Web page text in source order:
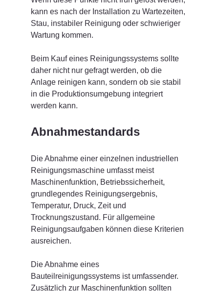
kann es nach der Installation zu Wartezeiten,
Stau, instabiler Reinigung oder schwieriger
Wartung kommen.
Beim Kauf eines Reinigungssystems sollte
daher nicht nur gefragt werden, ob die
Anlage reinigen kann, sondern ob sie stabil
in die Produktionsumgebung integriert
werden kann.
Abnahmestandards
Die Abnahme einer einzelnen industriellen
Reinigungsmaschine umfasst meist
Maschinenfunktion, Betriebssicherheit,
grundlegendes Reinigungsergebnis,
Temperatur, Druck, Zeit und
Trocknungszustand. Für allgemeine
Reinigungsaufgaben können diese Kriterien
ausreichen.
Die Abnahme eines
Bauteilreinigungssystems ist umfassender.
Zusätzlich zur Maschinenfunktion sollten